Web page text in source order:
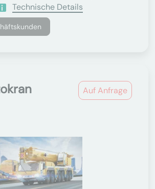
Technische Details
Auf Anfrage